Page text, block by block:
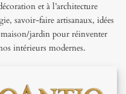
et à l’architecture
savoir-faire artisanaux, idées
jardin pour réinventer
intérieurs modernes.